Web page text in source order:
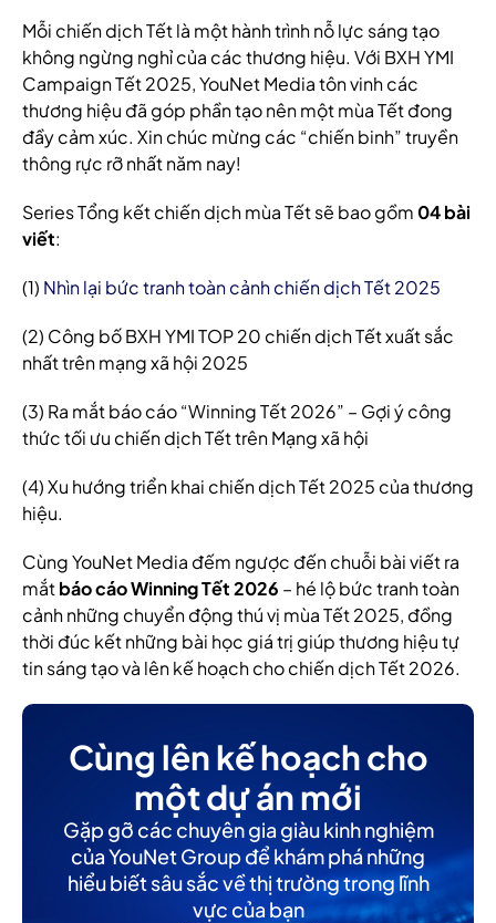
Mỗi chiến dịch Tết là một hành trình nỗ lực sáng tạo
không ngừng nghỉ của các thương hiệu. Với BXH YMI
Campaign Tết 2025, YouNet Media tôn vinh các
thương hiệu đã góp phần tạo nên một mùa Tết đong
đầy cảm xúc. Xin chúc mừng các “chiến binh” truyền
thông rực rỡ nhất năm nay!
Series Tổng kết chiến dịch mùa Tết sẽ bao gồm 04 bài
viết:
(1) Nhìn lại bức tranh toàn cảnh chiến dịch Tết 2025
(2) Công bố BXH YMI TOP 20 chiến dịch Tết xuất sắc
nhất trên mạng xã hội 2025
(3) Ra mắt báo cáo “Winning Tết 2026” – Gợi ý công
thức tối ưu chiến dịch Tết trên Mạng xã hội
(4) Xu hướng triển khai chiến dịch Tết 2025 của thương
hiệu.
Cùng YouNet Media đếm ngược đến chuỗi bài viết ra
mắtbáo cáo Winning Tết 2026 – hé lộ bức tranh toàn
cảnh những chuyển động thú vị mùa Tết 2025, đồng
thời đúc kết những bài học giá trị giúp thương hiệu tự
tin sáng tạo và lên kế hoạch cho chiến dịch Tết 2026.
Cùng lên kế hoạch cho
một dự án mới
Gặp gỡ các chuyên gia giàu kinh nghiệm
của YouNet Group để khám phá những
hiểu biết sâu sắc về thị trường trong lĩnh
vực của bạn